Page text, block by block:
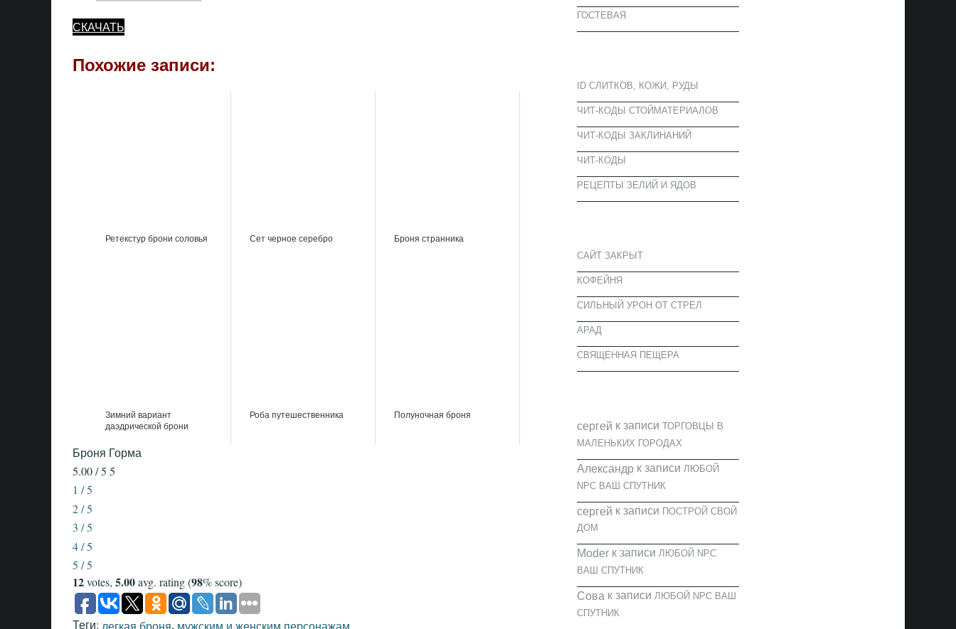
СКАЧАТЬ
Похожие записи:
Ретекстур брони соловья Сет черное серебро Броня странника
Зимний вариант
даэдрической брони
Роба путешественника Полуночная броня
Броня Горма
5.00 / 5 5
1 / 5
2 / 5
3 / 5
4 / 5
5 / 5
12votes, 5.00avg. rating (98% score)
Теги: ,
ГОСТЕВАЯ
ID СЛИТКОВ, КОЖИ, РУДЫ
ЧИТ-КОДЫ СТОЙМАТЕРИАЛОВ
ЧИТ-КОДЫ ЗАКЛИНАНИЙ
ЧИТ-КОДЫ
РЕЦЕПТЫ ЗЕЛИЙ И ЯДОВ
САЙТ ЗАКРЫТ
КОФЕЙНЯ
CИЛЬНЫЙ УРОН ОТ СТРЕЛ
АРАД
СВЯЩЕННАЯ ПЕЩЕРА
cергей к записи ТОРГОВЦЫ В
МАЛЕНЬКИХ ГОРОДАХ
Александрк записи ЛЮБОЙ
NPC ВАШ СПУТНИК
cергей к записи ПОСТРОЙ СВОЙ
ДОМ
Moderк записи ЛЮБОЙ NPC
ВАШ СПУТНИК
Сова к записи ЛЮБОЙ NPC ВАШ
СПУТНИК